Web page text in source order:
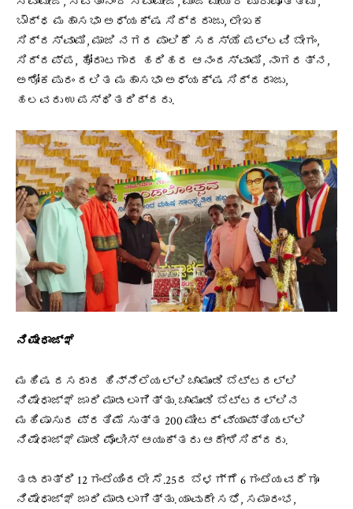
ಬೌದ್ಧ ಮಹಾಸಭಾ ಅಧ್ಯಕ್ಷ ಸಿದ್ದರಾಜು, ಲೇಖಕ
ಸಿದ್ದಸ್ವಾಮಿ, ಮಾಜಿ ನಗರ ಪಾಲಿಕೆ ಸದಸ್ಯೆ ಪಲ್ಲವಿ ಬೇಗಂ,
ಸಿದ್ದಪ್ಪ, ಹೋರಾಟಗಾರ ಹರಿಹರ ಆನಂದಸ್ವಾಮಿ, ನಾಗರತ್ನ,
ಅಶೋಕಪುರಂ ದಲಿತ ಮಹಾಸಭಾ ಅಧ್ಯಕ್ಷ ಸಿದ್ದರಾಜು,
ಹಲವರು ಉಪಸ್ಥಿತರಿದ್ದರು.
ನಿಷೇಧಾಜ್ಞೆ
ಮಹಿಷ ದಸರಾದ ಹಿನ್ನೆಲೆಯಲ್ಲಿ ಚಾಮುಂಡಿ ಬೆಟ್ಟದಲ್ಲಿ
ನಿಷೇಧಾಜ್ಞೆ ಜಾರಿ ಮಾಡಲಾಗಿತ್ತು. ಚಾಮುಂಡಿ ಬೆಟ್ಟದಲ್ಲಿನ
ಮಹಿಷಾಸುರ ಪ್ರತಿಮೆ ಸುತ್ತ 200 ಮೀಟರ್ ವ್ಯಾಪ್ತಿಯಲ್ಲಿ
ನಿಷೇಧಾಜ್ಞೆ ಮಾಡಿ ಪೊಲೀಸ್ ಆಯುಕ್ತರು ಆದೇಶಿಸಿದ್ದರು.
ತಡರಾತ್ರಿ 12 ಗಂಟೆಯಿಂದಲೇ ಸೆ.25ರ ಬೆಳಗ್ಗೆ 6 ಗಂಟೆಯವರೆಗೂ
ನಿಷೇಧಾಜ್ಞೆ ಜಾರಿ ಮಾಡಲಾಗಿತ್ತು. ಯಾವುದೇ ಸಭೆ, ಸಮಾರಂಭ,